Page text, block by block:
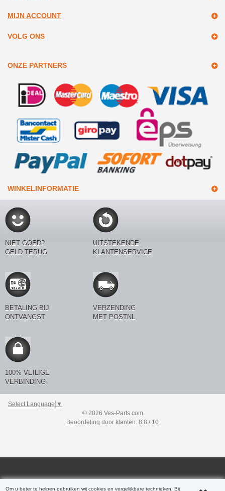
MIJN ACCOUNT
VOLG ONS
ONZE PARTNERS
WINKELINFORMATIE
NIET GOED?
GELD TERUG
UITSTEKENDE
KLANTENSERVICE
BETALING BIJ
ONTVANGST
VERZENDING
MET POSTNL
100% VEILIGE
VERBINDING
Om u beter te helpen gebruiken wij cookies en vergelijkbare technieken. Bij
Select Language ▼
© 2026 Ves-Parts.com
Beoordeling door klanten: 8.8 / 10